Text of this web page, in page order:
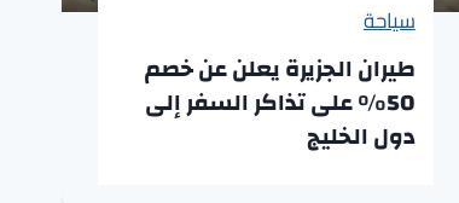
سياحة
طيران الجزيرة يعلن عن خصم
50% على تذاكر السفر إلى
دول الخليج